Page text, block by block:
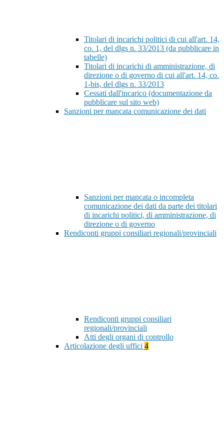
Titolari di incarichi politici di cui all'art. 14,
co. 1, del dlgs n. 33/2013 (da pubblicare in
tabelle)
Titolari di incarichi di amministrazione, di
direzione o di governo di cui all'art. 14, co.
1-bis, del dlgs n. 33/2013
Cessati dall'incarico (documentazione da
pubblicare sul sito web)
Sanzioni per mancata comunicazione dei dati
Sanzioni per mancata o incompleta
comunicazione dei dati da parte dei titolari
di incarichi politici, di amministrazione, di
direzione o di governo
Rendiconti gruppi consiliari regionali/provinciali
Rendiconti gruppi consiliari
regionali/provinciali
Atti degli organi di controllo
Articolazione degli uffici 4